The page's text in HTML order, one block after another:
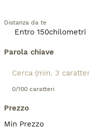
Distanza da te
Parola chiave
0/100 caratteri
Prezzo
Min Prezzo